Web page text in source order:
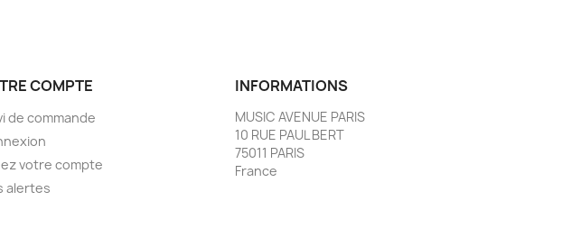
COMPTE
de commande
votre compte
alertes
INFORMATIONS
MUSIC AVENUE PARIS
10 RUE PAUL BERT
75011 PARIS
France